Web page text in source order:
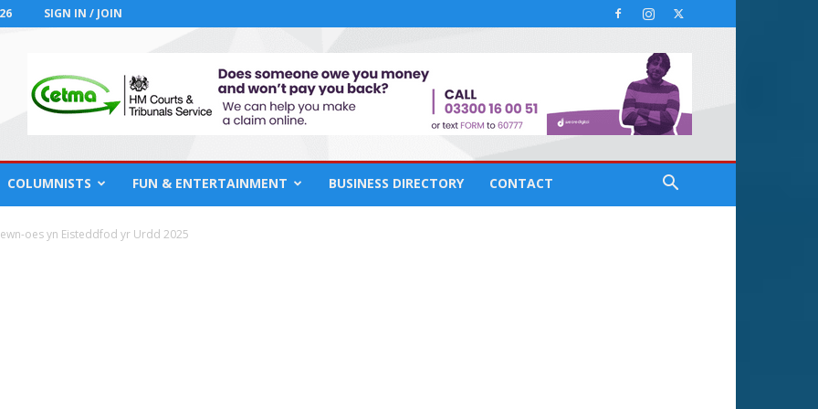
SIGN IN / JOIN
COLUMNISTS FUN & ENTERTAINMENT BUSINESS DIRECTORY CONTACT
oes yn Eisteddfod yr Urdd 2025